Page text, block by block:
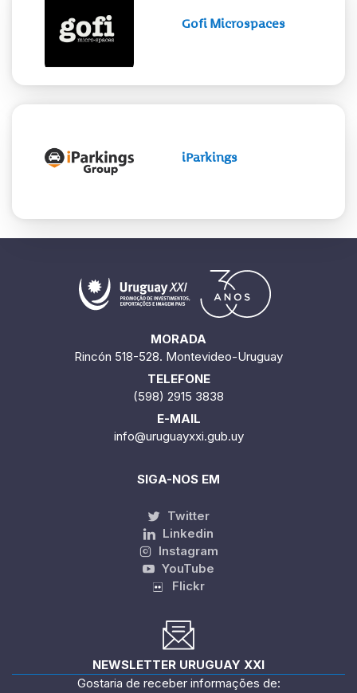
Gofi Microspaces
iParkings
MORADA
Rincón 518-528. Montevideo-Uruguay
TELEFONE
(598) 2915 3838
E-MAIL
info@uruguayxxi.gub.uy
SIGA-NOS EM
Twitter
Linkedin
Instagram
YouTube
Flickr
NEWSLETTER URUGUAY XXI
Gostaria de receber informações de: